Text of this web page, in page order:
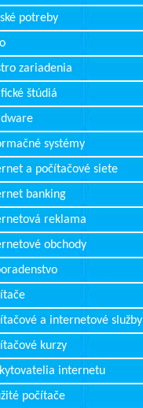
potreby
zariadenia
štúdiá
systémy
a počítačové siete
banking
reklama
obchody
a internetové služby
kurzy
internetu
počítače